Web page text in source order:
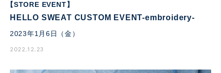
【STORE EVENT】
HELLO SWEAT CUSTOM EVENT-embroidery-
2023年1月6日（金）
2022.12.23